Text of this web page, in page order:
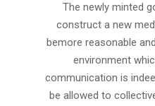
The newly minted
construct a new
bemore reasonable
environment
communication is
be allowed to